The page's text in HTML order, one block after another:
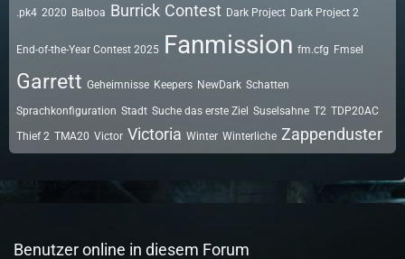
.pk4 2020 Balboa Burrick Contest Dark Project Dark Project 2
End-of-the-Year Contest 2025 Fanmission fm.cfg Fmsel
Garrett Geheimnisse Keepers NewDark Schatten
Sprachkonfiguration Stadt Suche das erste Ziel Suselsahne T2 TDP20AC
Thief 2 TMA20 Victor Victoria Winter Winterliche Zappenduster
Benutzer online in diesem Forum